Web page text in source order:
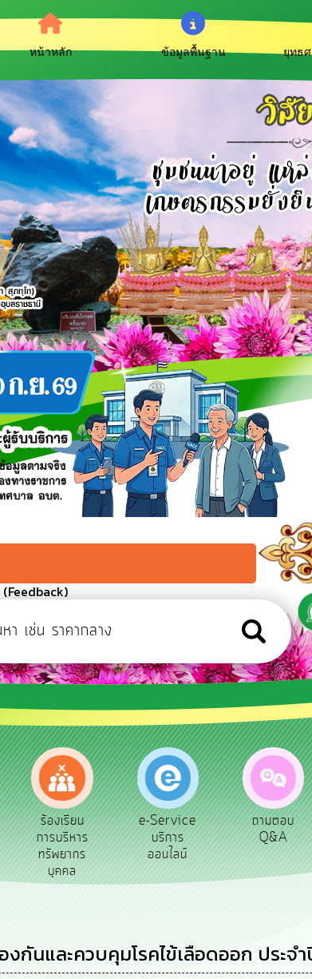
หน้าหลัก ข้อมูลพื้นฐาน ยุทธ
(Feedback)
ฉลิมพระชนมพรรษา 28 กรกฏาคม 2569
ร้องเรียน
การบริหาร
ทรัพยากร
บุคคล
e-Service
บริการ
ออนไลน์
ถามตอบ
Q&A
นและควบคุมโรคไข้เลือดออก ประจ